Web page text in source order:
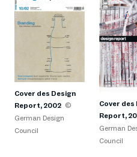
Cover des Design
Report, 2002 ©
German Design
Council
Cover des
Report,
German
Council